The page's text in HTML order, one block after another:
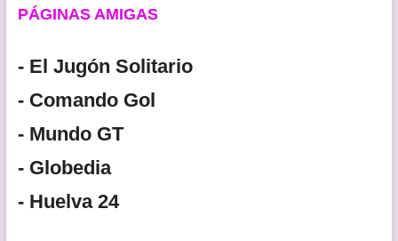
PÁGINAS AMIGAS
- El Jugón Solitario
- Comando Gol
- Mundo GT
- Globedia
- Huelva 24